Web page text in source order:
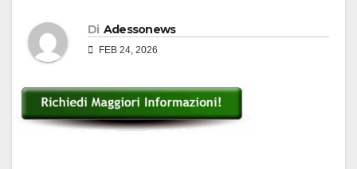
Di Adessonews
FEB 24, 2026